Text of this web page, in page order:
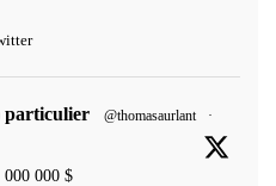
particulier @thomasaurlant
·
000 000 $